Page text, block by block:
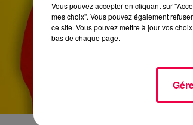
Vous pouvez accepter en cliquant sur
mes choix". Vous pouvez également
ce site. Vous pouvez mettre à jour vos
bas de chaque page.